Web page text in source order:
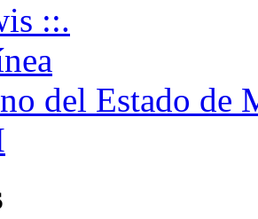
::.
del Estado de